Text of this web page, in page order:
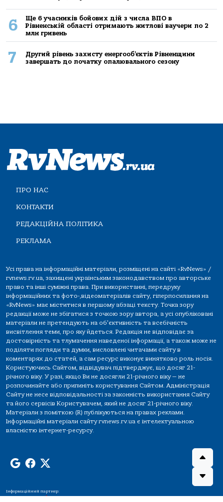
6
Ще 6 учасників бойових дій з числа ВПО в
Рівненській області отримають житлові ваучери по 2
млн гривень
7
Другий рівень захисту енергооб’єктів Рівненщини
завершать до початку опалювального сезону
ПРО НАС
КОНТАКТИ
РЕДАКЦІЙНА ПОЛІТИКА
РЕКЛАМА
Усі права на інформаційні матеріали, розміщені на сайті «RvNews» /
rvnews.rv.ua, захищені українським законодавством про авторське
право та інші суміжні права. При використанні, передруку
інформаційних та фото-,відеоматеріалів сайту, гіперпосилання на
«RvNews» має міститися в першому абзаці тексту. Точка зору
редакції може не збігатися з точкою зору автора, а усі опубліковані
матеріали не претендують на об'єктивність та всебічність
висвітлення теми, про яку йдеться. Редакція не відповідає за
достовірність та тлумачення наведеної інформації, а також може не
поділяти погляди та думки, висловлені читачами сайту в
коментарях до статей, а сам ресурс виконує винятково роль носія.
Користуючись Сайтом, відвідувач підтверджує, що досяг 21-
річного віку. У разі, якщо Ви не досягли 21-річного віку — не
розпочинайте або припиніть користування Сайтом. Адміністрація
Сайту не несе відповідальності за законність використання Сайту
та його сервісів Користувачем, який не досяг 21-річного віку.
Матеріали з поміткою (R) публікуються на правах реклами.
Інформаційні матеріали сайту rvnews.rv.ua є інтелектуальною
власністю інтернет-ресурсу.
Інформаційний партнер: